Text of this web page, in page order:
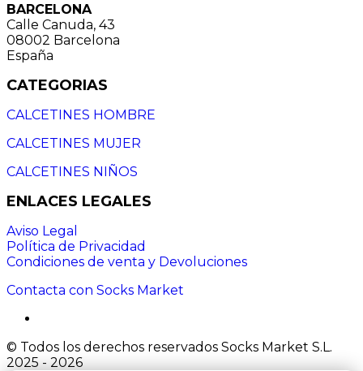
BARCELONA
Calle Canuda, 43
08002 Barcelona
España
CATEGORIAS
CALCETINES HOMBRE
CALCETINES MUJER
CALCETINES NIÑOS
ENLACES LEGALES
Aviso Legal
Política de Privacidad
Condiciones de venta y Devoluciones
Contacta con Socks Market
© Todos los derechos reservados Socks Market S.L.
2025 - 2026